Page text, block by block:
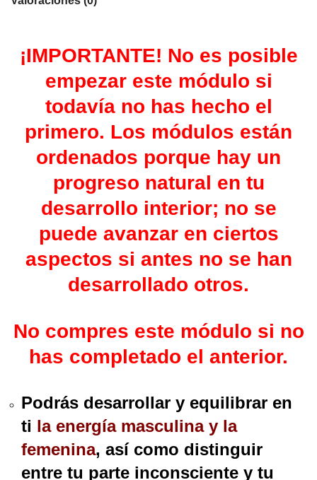
¡IMPORTANTE! No es posible
empezar este módulo si
todavía no has hecho el
primero. Los módulos están
ordenados porque hay un
progreso natural en tu
desarrollo interior; no se
puede avanzar en ciertos
aspectos si antes no se han
desarrollado otros.
No compres este módulo si no
has completado el anterior.
Podrás desarrollar y equilibrar en
ti la energía masculina y la
femenina, así como distinguir
entre tu parte inconsciente y tu